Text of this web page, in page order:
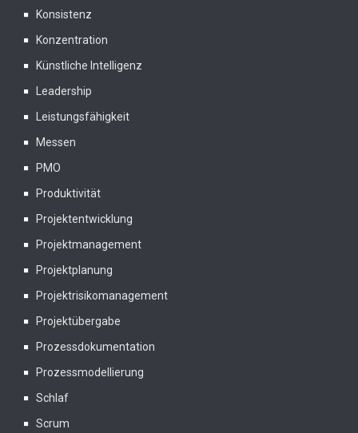
Konsistenz
Konzentration
Künstliche Intelligenz
Leadership
Leistungsfähigkeit
Messen
PMO
Produktivität
Projektentwicklung
Projektmanagement
Projektplanung
Projektrisikomanagement
Projektübergabe
Prozessdokumentation
Prozessmodellierung
Schlaf
Scrum